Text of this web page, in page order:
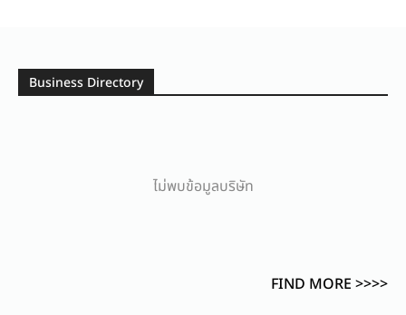
Business Directory
ไม่พบข้อมูลบริษัท
FIND MORE >>>>